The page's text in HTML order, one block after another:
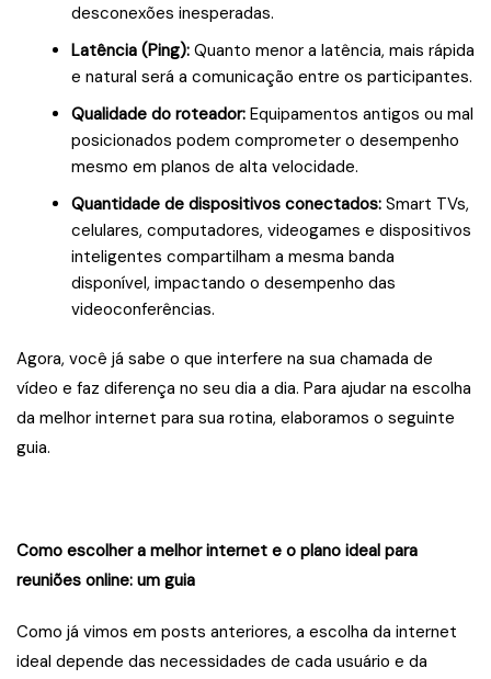
desconexões inesperadas.
Latência (Ping): Quanto menor a latência, mais rápida
e natural será a comunicação entre os participantes.
Qualidade do roteador: Equipamentos antigos ou mal
posicionados podem comprometer o desempenho
mesmo em planos de alta velocidade.
Quantidade de dispositivos conectados: Smart TVs,
celulares, computadores, videogames e dispositivos
inteligentes compartilham a mesma banda
disponível, impactando o desempenho das
videoconferências.
Agora, você já sabe o que interfere na sua chamada de
vídeo e faz diferença no seu dia a dia. Para ajudar na escolha
da melhor internet para sua rotina, elaboramos o seguinte
guia.
Como escolher a melhor internet e o plano ideal para
reuniões online: um guia
Como já vimos em posts anteriores, a escolha da internet
ideal depende das necessidades de cada usuário e da